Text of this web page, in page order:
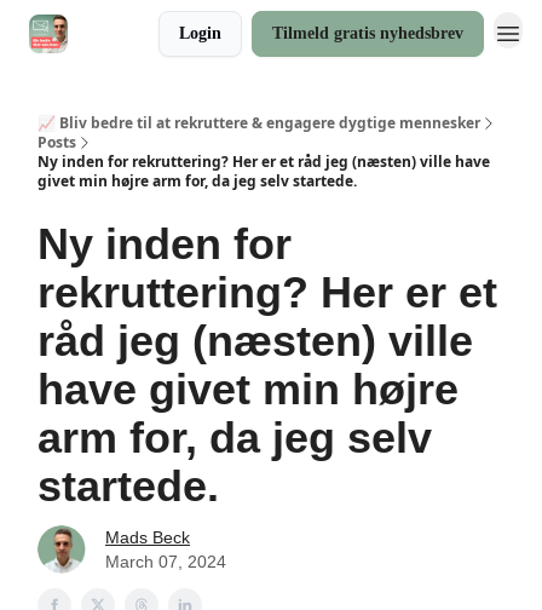
Login Tilmeld gratis nyhedsbrev
📈 Bliv bedre til at rekruttere & engagere dygtige mennesker
Posts
Ny inden for rekruttering? Her er et råd jeg (næsten) ville have
givet min højre arm for, da jeg selv startede.
Ny inden for
rekruttering? Her er et
råd jeg (næsten) ville
have givet min højre
arm for, da jeg selv
startede.
Mads Beck
March 07, 2024